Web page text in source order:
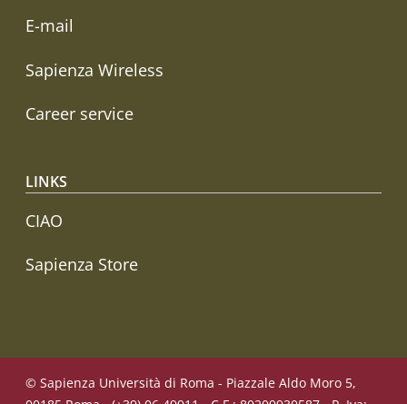
E-mail
Sapienza Wireless
Career service
LINKS
CIAO
Sapienza Store
© Sapienza Università di Roma - Piazzale Aldo Moro 5,